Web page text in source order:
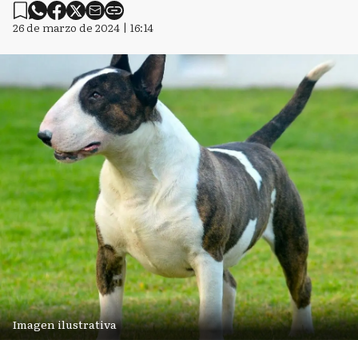
26 de marzo de 2024 | 16:14
Imagen ilustrativa